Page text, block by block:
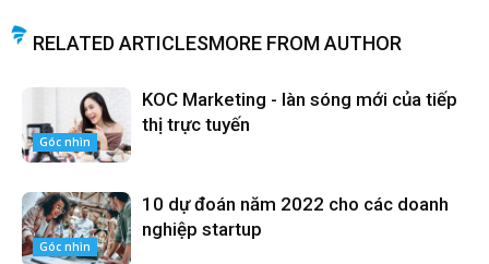
RELATED ARTICLESMORE FROM AUTHOR
Góc nhìn
KOC Marketing - làn sóng mới của tiếp
thị trực tuyến
Góc nhìn
10 dự đoán năm 2022 cho các doanh
nghiệp startup